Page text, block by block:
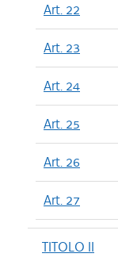
Art. 22
Art. 23
Art. 24
Art. 25
Art. 26
Art. 27
TITOLO II